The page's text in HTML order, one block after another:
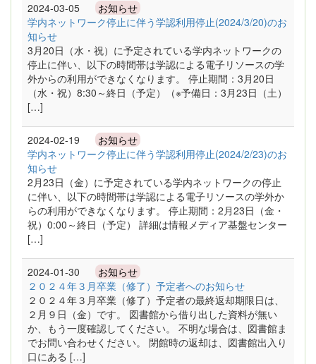
2024-03-05 お知らせ
学内ネットワーク停止に伴う学認利用停止(2024/3/20)のお
知らせ
3月20日（水・祝）に予定されている学内ネットワークの
停止に伴い、以下の時間帯は学認による電子リソースの学
外からの利用ができなくなります。 停止期間：3月20日
（水・祝）8:30～終日（予定）（※予備日：3月23日（土）
[…]
2024-02-19 お知らせ
学内ネットワーク停止に伴う学認利用停止(2024/2/23)のお
知らせ
2月23日（金）に予定されている学内ネットワークの停止
に伴い、以下の時間帯は学認による電子リソースの学外か
らの利用ができなくなります。 停止期間：2月23日（金・
祝）0:00～終日（予定） 詳細は情報メディア基盤センター
[…]
2024-01-30 お知らせ
２０２４年３月卒業（修了）予定者へのお知らせ
２０２４年３月卒業（修了）予定者の最終返却期限日は、
２月９日（金）です。 図書館から借り出した資料が無い
か、もう一度確認してください。 不明な場合は、図書館ま
でお問い合わせください。 閉館時の返却は、図書館出入り
口にある […]